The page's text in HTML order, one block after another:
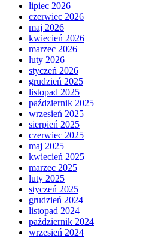
lipiec 2026
czerwiec 2026
maj 2026
kwiecień 2026
marzec 2026
luty 2026
styczeń 2026
grudzień 2025
listopad 2025
październik 2025
wrzesień 2025
sierpień 2025
czerwiec 2025
maj 2025
kwiecień 2025
marzec 2025
luty 2025
styczeń 2025
grudzień 2024
listopad 2024
październik 2024
wrzesień 2024